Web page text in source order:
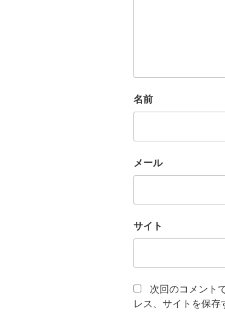
名前
メール
サイト
次回のコメント
レス、サイトを保存